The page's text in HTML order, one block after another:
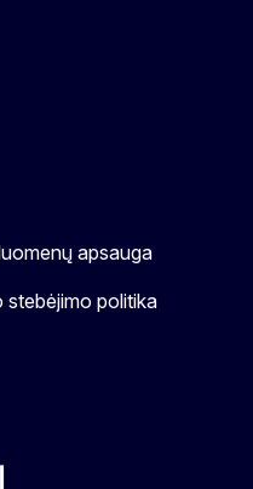
apsauga
stebėjimo politika